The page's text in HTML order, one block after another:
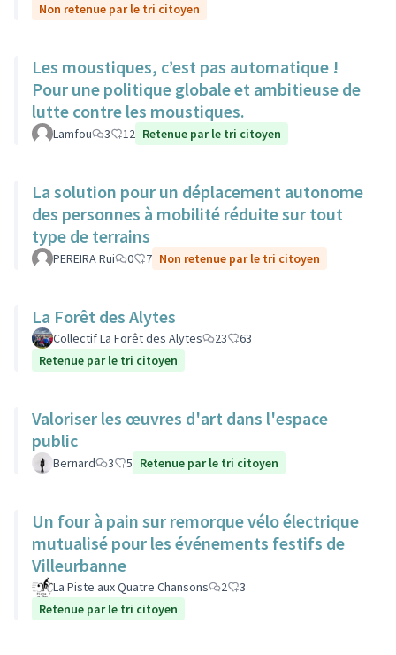
Non retenue par le tri citoyen
Les moustiques, c’est pas automatique !
Pour une politique globale et ambitieuse de
lutte contre les moustiques.
Lamfou 3 12 Retenue par le tri citoyen
La solution pour un déplacement autonome
des personnes à mobilité réduite sur tout
type de terrains
PEREIRA Rui 0 7 Non retenue par le tri citoyen
La Forêt des Alytes
Collectif La Forêt des Alytes 23
63
Retenue par le tri citoyen
Valoriser les œuvres d'art dans l'espace
public
Bernard 3 5 Retenue par le tri citoyen
Un four à pain sur remorque vélo électrique
mutualisé pour les événements festifs de
Villeurbanne
La Piste aux Quatre Chansons 2
3
Retenue par le tri citoyen